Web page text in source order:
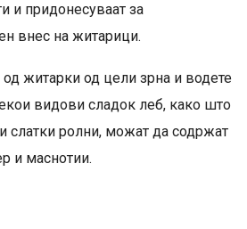
и придонесуваат за
внес на житарици.
житарки од цели зрна и водете
видови сладок леб, како што
слатки ролни, можат да содржат
и маснотии.